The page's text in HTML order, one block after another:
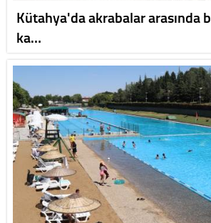
Kütahya'da akrabalar arasında
ka…